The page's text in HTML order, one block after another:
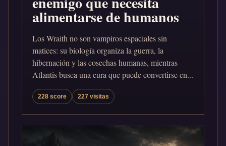
alimentarse de humanos
Los Wraith no son vampiros espaciales sin
matices: su biología organiza la guerra, la
hibernación y las cosechas humanas, mientras
Atlantis busca una cura que puede convertirse en...
228 score 227 visitas